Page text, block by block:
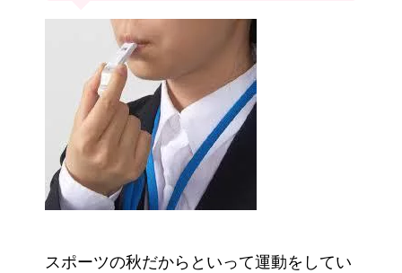
スポーツの秋だからといって運動をしてい